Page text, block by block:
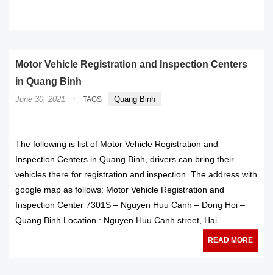
Motor Vehicle Registration and Inspection Centers
in Quang Binh
June 30, 2021 · TAGS Quang Binh
The following is list of Motor Vehicle Registration and
Inspection Centers in Quang Binh, drivers can bring their
vehicles there for registration and inspection. The address with
google map as follows: Motor Vehicle Registration and
Inspection Center 7301S – Nguyen Huu Canh – Dong Hoi –
Quang Binh Location : Nguyen Huu Canh street, Hai
READ MORE